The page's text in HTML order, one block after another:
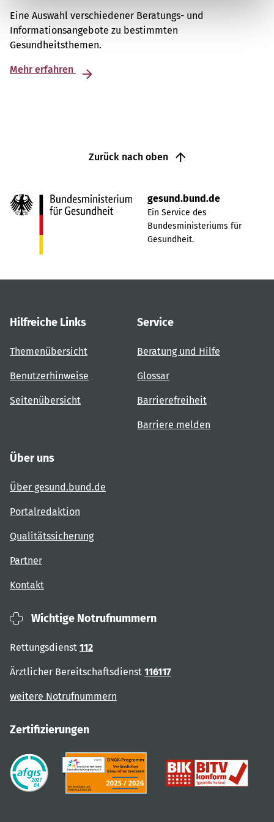
Eine Auswahl verschiedener Beratungs- und
Informationsangebote zu bestimmten
Gesundheitsthemen.
Mehr erfahren
Zurück nach oben
gesund.bund.de
Ein Service des
Bundesministeriums für
Gesundheit.
Hilfreiche Links
Themenübersicht
Benutzerhinweise
Seitenübersicht
Service
Beratung und Hilfe
Glossar
Barrierefreiheit
Barriere melden
Über uns
Über gesund.bund.de
Portalredaktion
Qualitätssicherung
Partner
Kontakt
Wichtige Notrufnummern
Rettungsdienst 112
Ärztlicher Bereitschaftsdienst 116117
weitere Notrufnummern
Zertifizierungen